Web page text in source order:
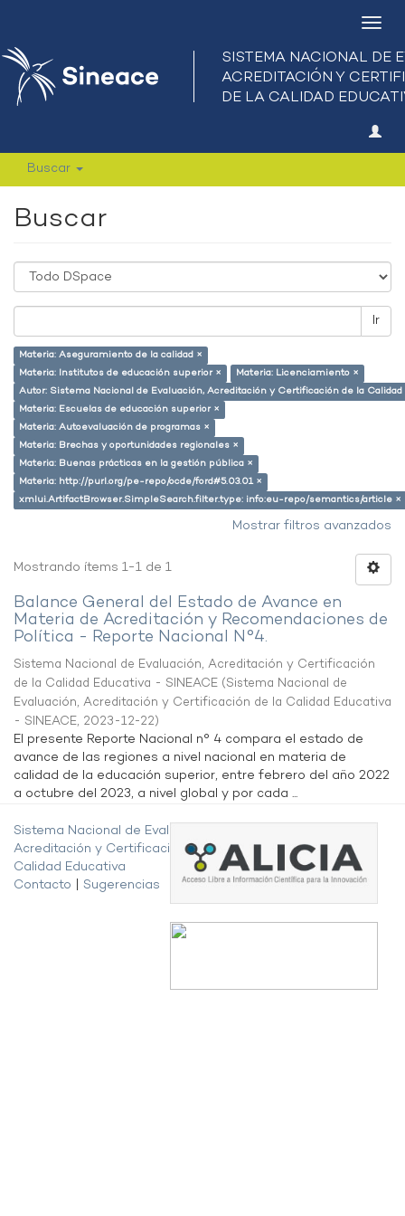
Buscar
Buscar
Ir
Materia: Aseguramiento de la calidad ×
Materia: Institutos de educación superior ×
Materia: Licenciamiento ×
Autor: Sistema Nacional de Evaluación, Acreditación y Certificación de la
Materia: Escuelas de educación superior ×
Materia: Autoevaluación de programas ×
Materia: Brechas y oportunidades regionales ×
Materia: Buenas prácticas en la gestión pública ×
Materia: http://purl.org/pe-repo/ocde/ford#5.03.01 ×
xmlui.ArtifactBrowser.SimpleSearch.filter.type: info:eu-repo/semantics/article ×
Mostrar filtros avanzados
Mostrando ítems 1-1 de 1
Balance General del Estado de Avance en
Materia de Acreditación y Recomendaciones de
Política - Reporte Nacional N°4.
Sistema Nacional de Evaluación, Acreditación y Certificación
de la Calidad Educativa - SINEACE (Sistema Nacional de
Evaluación, Acreditación y Certificación de la Calidad Educativa
- SINEACE, 2023-12-22)
El presente Reporte Nacional n° 4 compara el estado de
avance de las regiones a nivel nacional en materia de
calidad de la educación superior, entre febrero del año 2022
a octubre del 2023, a nivel global y por cada ...
Sistema Nacional de Evaluación,
Acreditación y Certificación de la
Calidad Educativa
Contacto
Sugerencias